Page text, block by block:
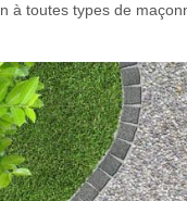
à toutes types de